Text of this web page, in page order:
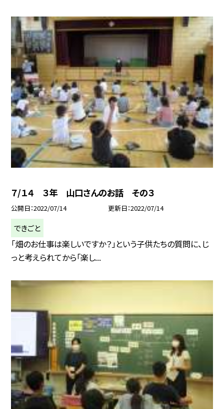
７/１４ ３年 山口さんのお話 その３
公開日 2022/07/14 更新日 2022/07/14
できごと
「畑のお仕事は楽しいですか？」という子供たちの質問に、じ
っと考えられてから「楽し...